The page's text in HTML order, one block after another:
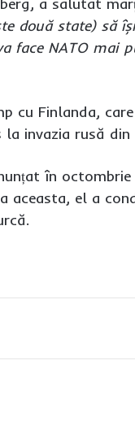
a salutat
două state) să
face NATO mai
cu Finlanda,
invazia rusă
în
aceasta, el a